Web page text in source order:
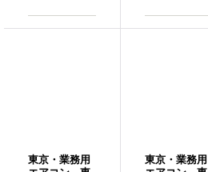
東京・業務用
東京・業務用